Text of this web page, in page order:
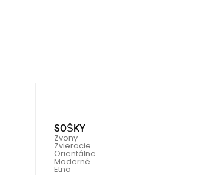
SOŠKY
Zvony
Zvieracie
Orientálne
Moderné
Etno